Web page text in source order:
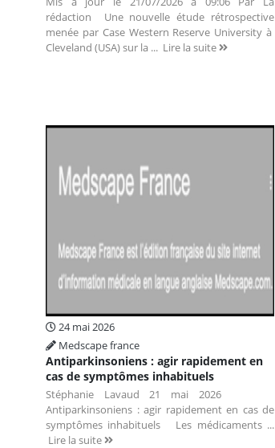
rédaction Une nouvelle étude rétrospective
menée par Case Western Reserve University à
Cleveland (USA) sur la ... Lire la suite
24 mai 2026
Medscape france
Antiparkinsoniens : agir rapidement en
cas de symptômes inhabituels
Stéphanie Lavaud 21 mai 2026
Antiparkinsoniens : agir rapidement en cas de
symptômes inhabituels Les médicaments ...
Lire la suite